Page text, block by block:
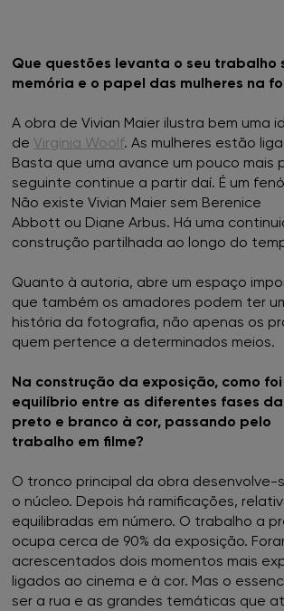
Que questões levanta o seu trabalho
memória e o papel das mulheres na
A obra de Vivian Maier ilustra bem uma
deVirginia Woolf. As mulheres estão
Basta que uma avance um pouco mais
seguinte continue a partir daí. É um
Não existe Vivian Maier sem Berenice
Abbott ou Diane Arbus. Há uma
construção partilhada ao longo do
Quanto à autoria, abre um espaço
que também os amadores podem ter
história da fotografia, não apenas os
quem pertence a determinados meios.
Na construção da exposição, como
equilíbrio entre as diferentes fases
preto e branco à cor, passando pelo
trabalho em filme?
O tronco principal da obra desenvolve-
o núcleo. Depois há ramificações,
equilibradas em número. O trabalho a
ocupa cerca de 90% da exposição.
acrescentados dois momentos mais
ligados ao cinema e à cor. Mas o
ser a rua e as grandes temáticas que